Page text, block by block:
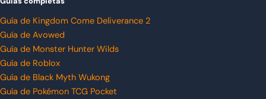
Guía de Kingdom Come Deliverance 2
Guía de Avowed
Guía de Monster Hunter Wilds
Guía de Roblox
Guía de Black Myth Wukong
Guía de Pokémon TCG Pocket